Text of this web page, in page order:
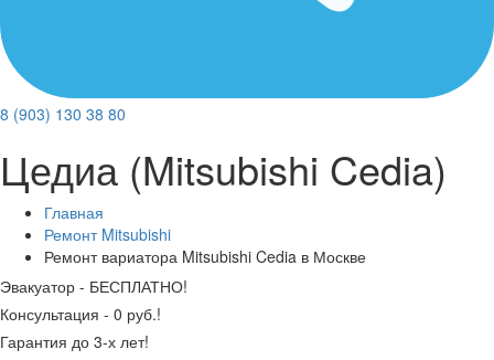
8 (903) 130 38 80
Цедиа (Mitsubishi Cedia)
Главная
Ремонт Mitsubishi
Ремонт вариатора Mitsubishi Cedia в Москве
Эвакуатор - БЕСПЛАТНО!
Консультация - 0 руб.!
Гарантия до 3-х лет!